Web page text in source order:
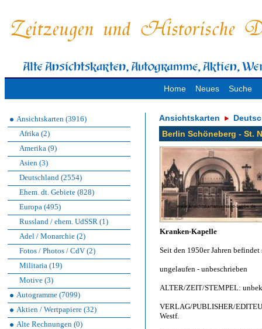
Home Neues Suche
Ansichtskarten (3916)
Afrika (2)
Amerika (9)
Asien (3)
Deutschland (2554)
Ehem. dt. Gebiete (828)
Europa (495)
Russland / ehem. UdSSR (1)
Adel / Monarchie (2)
Fotos / Photos / CdV (2)
Militaria (19)
Motive (3)
Autogramme (7099)
Aktien / Wertpapiere (32)
Alte Rechnungen (0)
Ansichtskarten
Berlin Schöneberg - St.
Kranken-Kapelle
Seit den 1950er Jahren
ungelaufen - unbeschrieben
ALTER/ZEIT/STEMPEL:
VERLAG/PUBLISHER/
Westf.